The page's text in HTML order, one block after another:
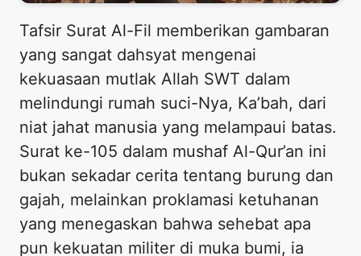
Tafsir Surat Al-Fil memberikan gambaran
yang sangat dahsyat mengenai
kekuasaan mutlak Allah SWT dalam
melindungi rumah suci-Nya, Ka’bah, dari
niat jahat manusia yang melampaui batas.
Surat ke-105 dalam mushaf Al-Qur’an ini
bukan sekadar cerita tentang burung dan
gajah, melainkan proklamasi ketuhanan
yang menegaskan bahwa sehebat apa
pun kekuatan militer di muka bumi, ia